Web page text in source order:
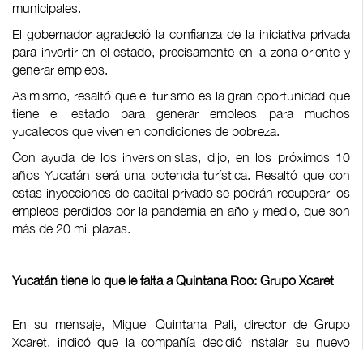
municipales.
El gobernador agradeció la confianza de la iniciativa privada
para invertir en el estado, precisamente en la zona oriente y
generar empleos.
Asimismo, resaltó que el turismo es la gran oportunidad que
tiene el estado para generar empleos para muchos
yucatecos que viven en condiciones de pobreza.
Con ayuda de los inversionistas, dijo, en los próximos 10
años Yucatán será una potencia turística. Resaltó que con
estas inyecciones de capital privado se podrán recuperar los
empleos perdidos por la pandemia en año y medio, que son
más de 20 mil plazas.
Yucatán tiene lo que le falta a Quintana Roo: Grupo Xcaret
En su mensaje, Miguel Quintana Pali, director de Grupo
Xcaret, indicó que la compañía decidió instalar su nuevo